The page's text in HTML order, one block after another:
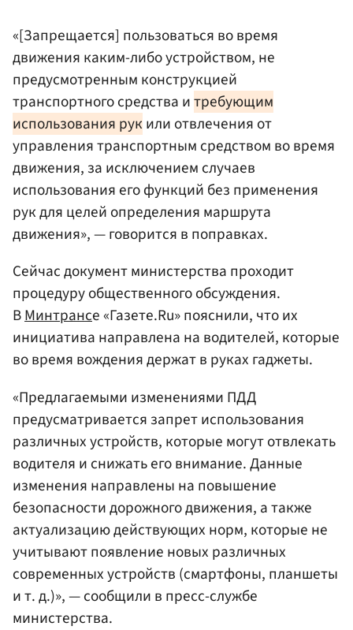
«[Запрещается] пользоваться во время
движения каким-либо устройством, ‎не
предусмотренным конструкцией
транспортного средства итребующим
использования рук или отвлечения от
управления транспортным средством во время
движения, за исключением случаев
использования его функций без применения
рук для целей определения маршрута
движения», — говорится в поправках.
Сейчас документ министерства проходит
процедуру общественного обсуждения.
ВМинтрансе «Газете.Ru» пояснили, что их
инициатива направлена на водителей, которые
во время вождения держат в руках гаджеты.
«Предлагаемыми изменениями ПДД
предусматривается запрет использования
различных устройств, которые могут отвлекать
водителя и снижать его внимание. Данные
изменения направлены на повышение
безопасности дорожного движения, а также
актуализацию действующих норм, которые не
учитывают появление новых различных
современных устройств (смартфоны, планшеты
и т. д.)», — сообщили в пресс-службе
министерства.